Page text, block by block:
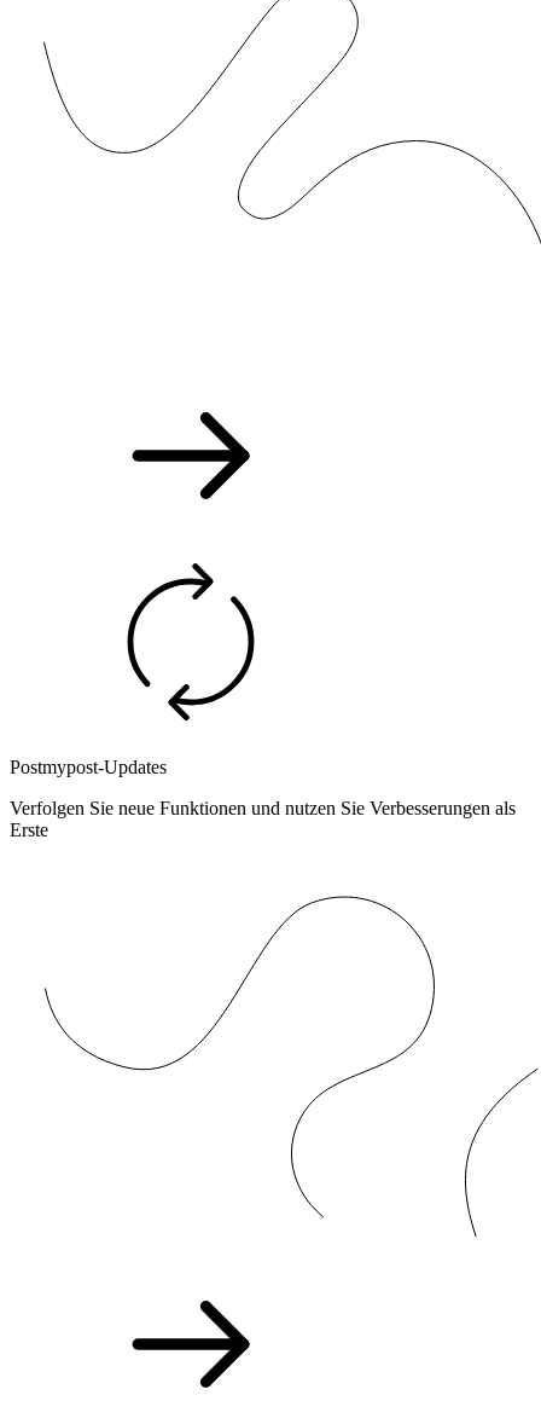
Postmypost-Updates
Verfolgen Sie neue Funktionen und nutzen Sie Verbesserungen als
Erste